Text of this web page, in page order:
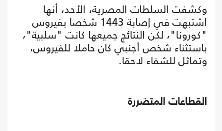
وكشفت السلطات المصرية، الأحد، أنها
اشتبهت في إصابة 1443 شخصا بفيروس
"كورونا"، لكن النتائج جميعها كانت "سلبية"،
باستثناء شخص أجنبي كان حاملا للفيروس،
وتماثل للشفاء لاحقا.
القطاعات المتضررة